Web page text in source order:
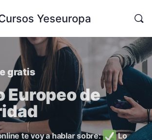
Yeseuropa
gratis
Europeo de
te voy a hablar sobre:
Lo